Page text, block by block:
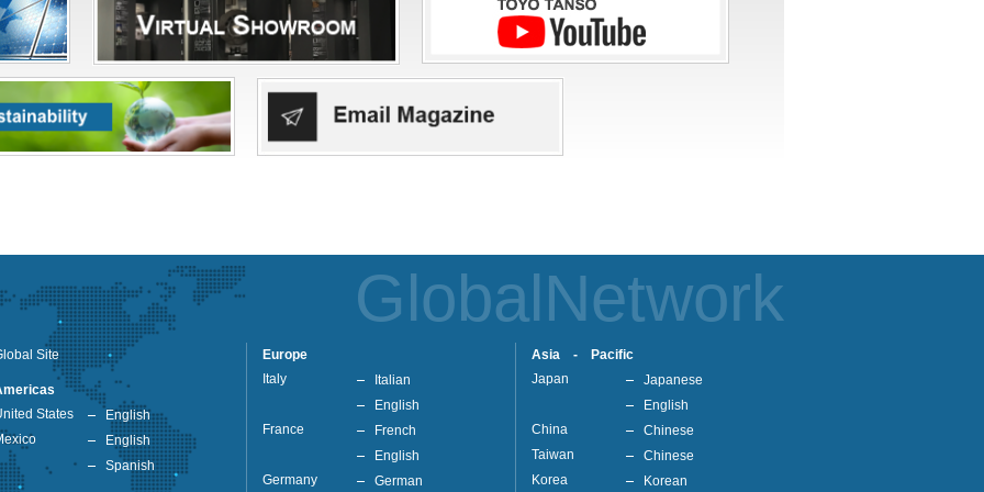
GlobalNetwork
Site
States
English
English
Spanish
Europe
Italy
Italian
English
France
French
English
Germany
German
Asia - Pacific
Japan
Japanese
English
China
Chinese
Taiwan
Chinese
Korea
Korean